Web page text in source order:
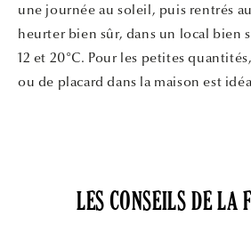
une journée au soleil, puis rentrés
heurter bien sûr, dans un local bien
12 et 20°C. Pour les petites
ou de placard dans la maison est
LES CONSEILS DE LA